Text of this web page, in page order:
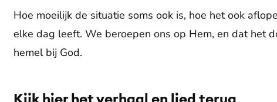
Hoe moeilijk de situatie soms ook is, hoe het ook
elke dag leeft. We beroepen ons op Hem, en dat het
hemel bij God.
De weergave van deze video